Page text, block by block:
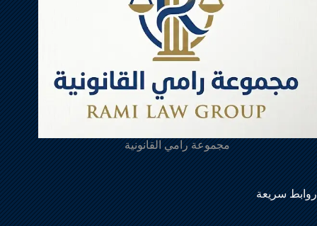
مجموعة رامي القانونية
روابط سريعة